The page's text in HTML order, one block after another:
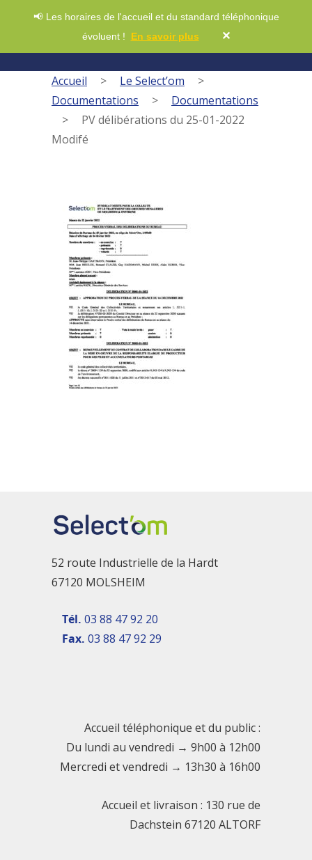
📢 Les horaires de l'accueil et du standard téléphonique
évoluent ! En savoir plus ✕
Accueil > Le Select’om
>
Documentations
>
Documentations
>
PV délibérations du 25-01-2022
Modifé
52 route Industrielle de la Hardt
67120 MOLSHEIM
Tél. 03 88 47 92 20
Fax. 03 88 47 92 29
Accueil téléphonique et du public :
Du lundi au vendredi → 9h00 à 12h00
Mercredi et vendredi → 13h30 à 16h00
Accueil et livraison : 130 rue de
Dachstein 67120 ALTORF